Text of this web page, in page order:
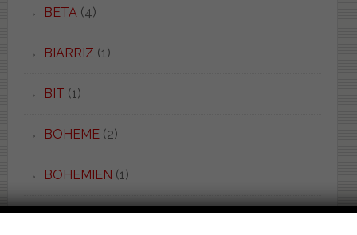
BETA(4)
BIARRIZ (1)
BIT (1)
BOHEME(2)
BOHEMIEN (1)
BONSAI(3)